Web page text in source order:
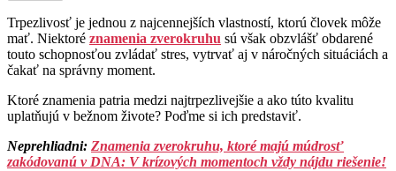
Trpezlivosť je jednou z najcennejších vlastností, ktorú človek môže
mať. Niektoré znamenia zverokruhu sú však obzvlášť obdarené
touto schopnosťou zvládať stres, vytrvať aj v náročných situáciách a
čakať na správny moment.
Ktoré znamenia patria medzi najtrpezlivejšie a ako túto kvalitu
uplatňujú v bežnom živote? Poďme si ich predstaviť.
Neprehliadni: Znamenia zverokruhu, ktoré majú múdrosť
zakódovanú v DNA: V krízových momentoch vždy nájdu riešenie!